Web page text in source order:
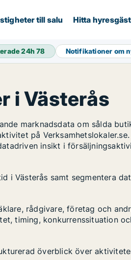
till salu Hitta hyresgäst
24h78 Notifikationer om
i Västerås
marknadsdata om sålda
på
insikt i
i Västerås samt segmentera
rådgivare, företag och
timing, konkurrenssituation
överblick över